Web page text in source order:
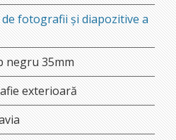
fotografii și diapozitive a
negru 35mm
exterioară